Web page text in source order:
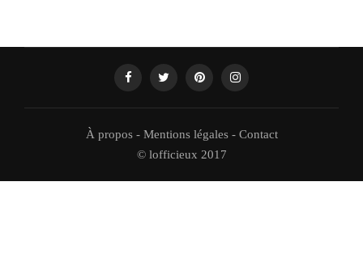
À propos- Mentions légales- Contact
© lofficieux 2017